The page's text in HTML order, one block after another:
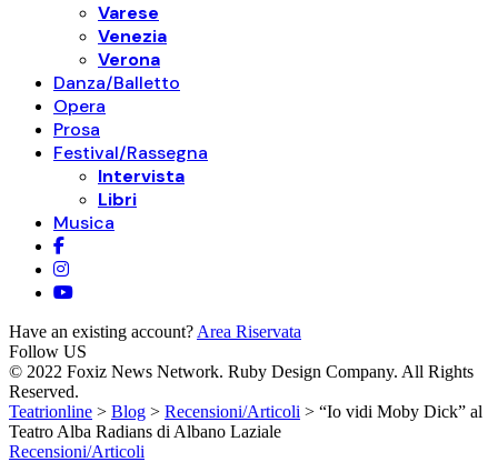
Varese
Venezia
Verona
Danza/Balletto
Opera
Prosa
Festival/Rassegna
Intervista
Libri
Musica
Have an existing account? Area Riservata
Follow US
© 2022 Foxiz News Network. Ruby Design Company. All Rights
Reserved.
Teatrionline > Blog > Recensioni/Articoli > “Io vidi Moby Dick” al
Teatro Alba Radians di Albano Laziale
Recensioni/Articoli